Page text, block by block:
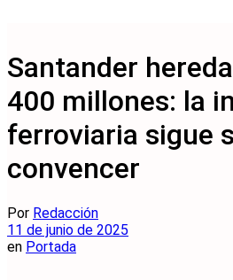
Santander
400 millones: la
ferroviaria sigue
convencer
Por Redacción
11 de junio de 2025
en Portada